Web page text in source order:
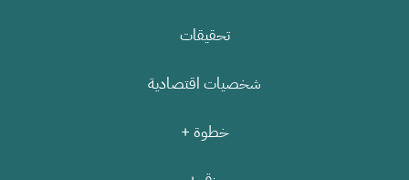
تحقيقات
شخصيات اقتصادية
خطوة +